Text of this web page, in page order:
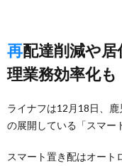
再配達削減や居住者の利便性向上図る、管
理業務効率化も
ライナフは12月18日、
の展開している「スマー
スマート置き配はオート